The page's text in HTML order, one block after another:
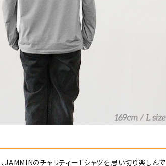
JAMMINのチャリティーTシャツを思い切り楽しんで